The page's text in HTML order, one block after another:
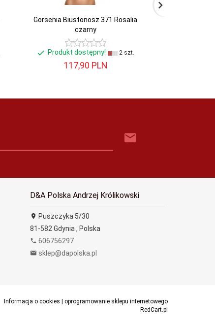
Gorsenia Biustonosz 371 Rosalia
czarny
Produkt dostępny! 2 szt.
117,90 PLN
D&A Polska Andrzej Królikowski
Puszczyka 5/30
81-582 Gdynia , Polska
606756297
sklep@dapolska.pl
Informacja o cookies
oprogramowanie sklepu internetowego
RedCart.pl